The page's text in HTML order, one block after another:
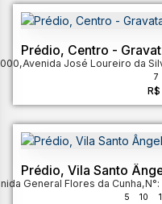
Prédio, Centro -
R$
,Avenida José Loureiro da
7
Prédio, Vila Santo
General Flores da Cunha,N°:
5 10